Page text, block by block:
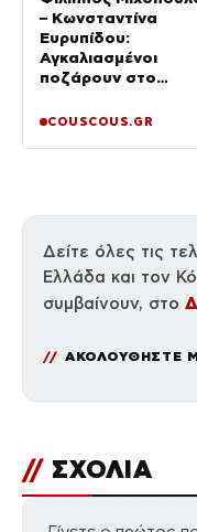
– Κωνσταντίνα
Ευρυπίδου:
Αγκαλιασμένοι
ποζάρουν στο
Σαντορίνης
COUSCOUS.GR
Δείτε όλες τις
Ελλάδα και τον
συμβαίνουν, στο
ΑΚΟΛΟΥΘΗΣΤΕ
// ΣΧΟΛΙΑ